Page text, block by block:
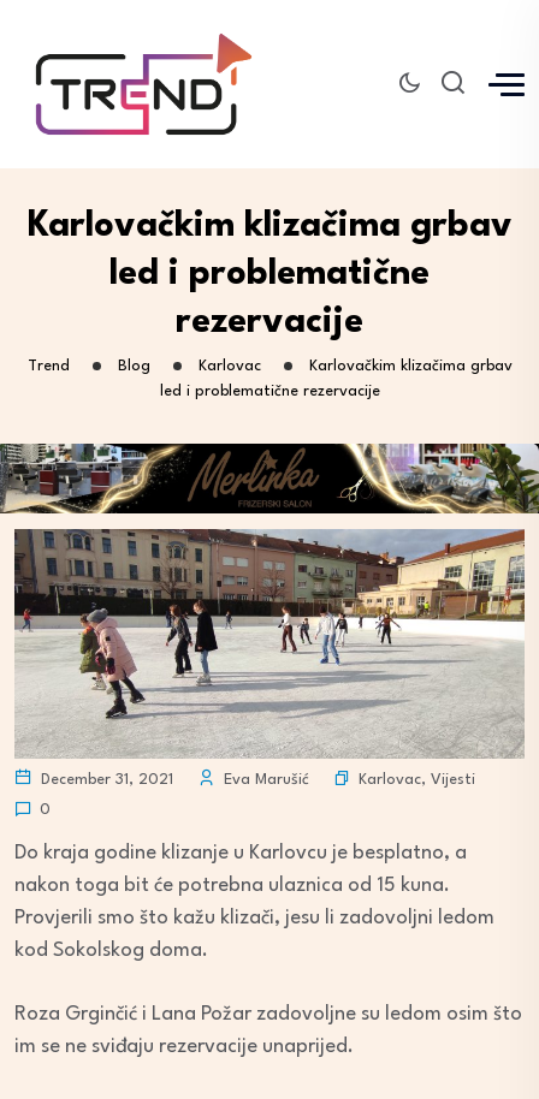
Karlovačkim klizačima grbav
led i problematične
rezervacije
Trend Blog Karlovac
Karlovačkim klizačima grbav
led i problematične rezervacije
December 31, 2021 Eva Marušić Karlovac, Vijesti
0
Do kraja godine klizanje u Karlovcu je besplatno, a
nakon toga bit će potrebna ulaznica od 15 kuna.
Provjerili smo što kažu klizači, jesu li zadovoljni ledom
kod Sokolskog doma.
Roza Grginčić i Lana Požar zadovoljne su ledom osim što
im se ne sviđaju rezervacije unaprijed.